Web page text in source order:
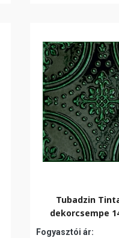
Tubadzin
dekorcsempe
Fogyasztói ár: